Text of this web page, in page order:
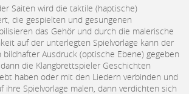
Saiten wird die taktile (haptische)
die gespielten und gesungenen
das Gehör und durch die malerische
auf der unterlegten Spielvorlage kann der
Ausdruck (optische Ebene) gegeben
die Klangbrettspieler Geschichten
haben oder mit den Liedern verbinden und
ihre Spielvorlage malen, dann verdichten sich